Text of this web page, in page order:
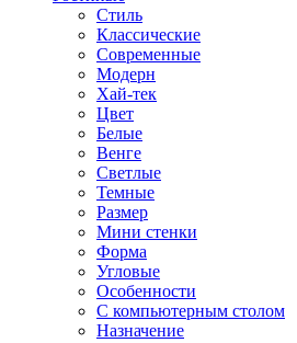
Стиль
Классические
Современные
Модерн
Хай-тек
Цвет
Белые
Венге
Светлые
Темные
Размер
Мини стенки
Форма
Угловые
Особенности
С компьютерным столом
Назначение